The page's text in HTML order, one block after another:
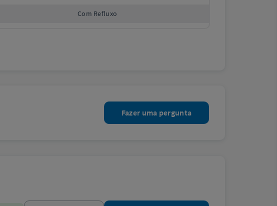
Com Refluxo
Fazer uma pergunta